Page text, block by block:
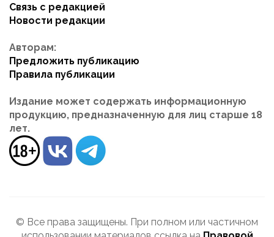
Связь с редакцией
Новости редакции
Авторам:
Предложить публикацию
Правила публикации
Издание может содержать информационную
продукцию, предназначенную для лиц старше 18
лет.
© Все права защищены. При полном или частичном